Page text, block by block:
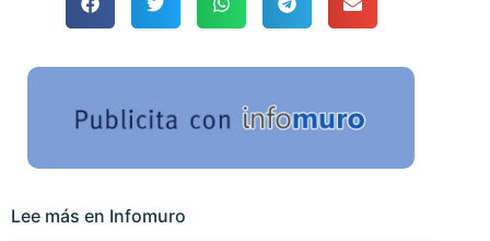
Lee más en Infomuro